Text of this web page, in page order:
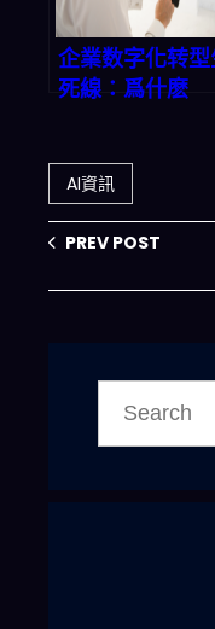
企業数字化转
死線：爲什麽
上？
AI資訊
PREV POST